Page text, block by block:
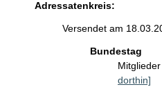
Adressatenkreis:
Versendet am
Bundestag
dorthin]